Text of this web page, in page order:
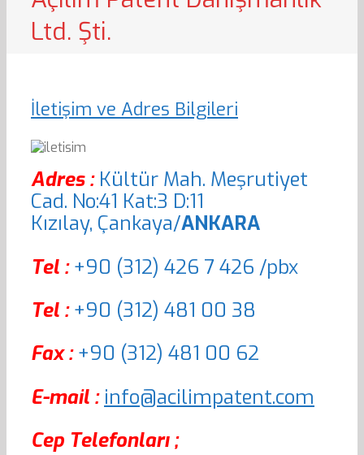
Ltd. Şti.
İletişim ve Adres Bilgileri
Adres :Kültür Mah. Meşrutiyet
Cad. No:41 Kat:3 D:11
Kızılay, Çankaya/ANKARA
Tel :+90 (312) 426 7 426 /pbx
Tel :+90 (312) 481 00 38
Fax :+90 (312) 481 00 62
E-mail : info@acilimpatent.com
Cep Telefonları ;